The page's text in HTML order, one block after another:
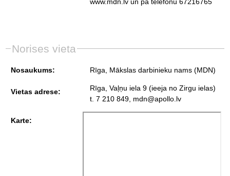
Norises vieta
Nosaukums: Rīga, Mākslas darbinieku nams (MDN)
Vietas adrese:
Rīga, Vaļņu iela 9 (ieeja no Zirgu ielas)
t. 7 210 849, mdn@apollo.lv
Karte: